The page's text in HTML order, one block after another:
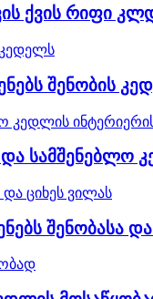
ქვის რიფი
შენობის
სამშენებლო
შენობასა